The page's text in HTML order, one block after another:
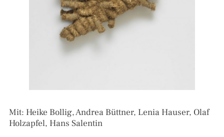
Mit: Heike Bollig, Andrea Büttner, Lenia Hauser, Olaf
Holzapfel, Hans Salentin